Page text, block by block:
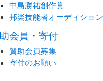
中島勝祐創作賞
邦楽技能者オーディション
会員・寄付
賛助会員募集
寄付のお願い